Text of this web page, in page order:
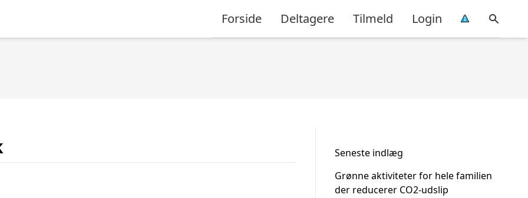
Forside Deltagere Tilmeld Login
Seneste indlæg
Grønne aktiviteter for hele familien
der reducerer CO2-udslip